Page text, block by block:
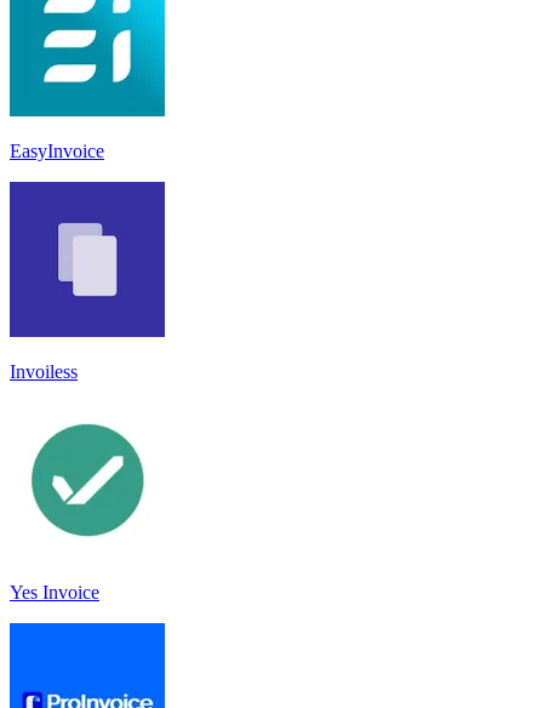
EasyInvoice
Invoiless
Yes Invoice